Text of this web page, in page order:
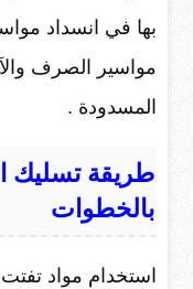
بها في انسداد
مواسير الصرف
المسدودة .
طريقة تسليك
بالخطوات
استخدام مواد